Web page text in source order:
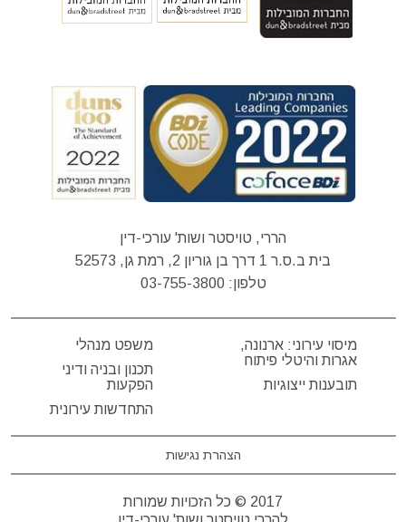
הררי, טויסטר ושות' עורכי-דין
בית ב.ס.ר 1 דרך בן גוריון 2, רמת גן, 52573
טלפון: 03-755-3800
מיסוי עירוני: ארנונה,
אגרות והיטלי פיתוח
תובענות ייצוגיות
משפט מנהלי
תכנון ובניה ודיני
הפקעות
התחדשות עירונית
הצהרת נגישות
2017 © כל הזכויות שמורות